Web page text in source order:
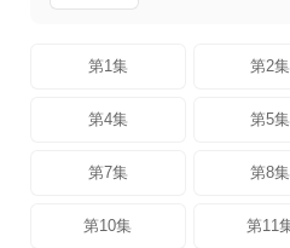
第1集 第2集
第4集 第5集
第7集 第8集
第10集 第11